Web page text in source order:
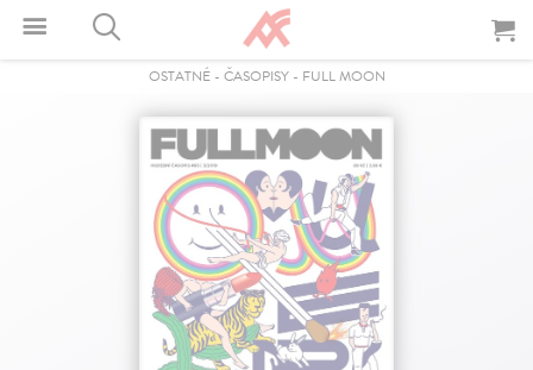
OSTATNÉ- ČASOPISY- FULL MOON